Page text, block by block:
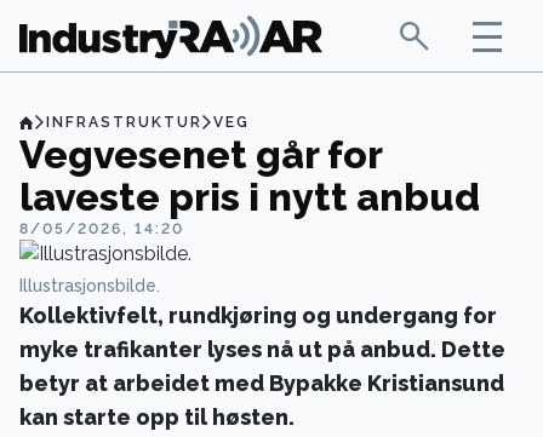
INFRASTRUKTUR VEG
Vegvesenet går for
laveste pris i nytt anbud
8/05/2026, 14:20
Illustrasjonsbilde.
Kollektivfelt, rundkjøring og undergang for
myke trafikanter lyses nå ut på anbud. Dette
betyr at arbeidet med Bypakke Kristiansund
kan starte opp til høsten.